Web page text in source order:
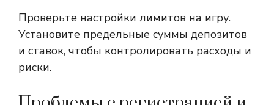
Проверьте настройки лимитов на игру.
Установите предельные суммы депозитов
и ставок, чтобы контролировать расходы и
риски.